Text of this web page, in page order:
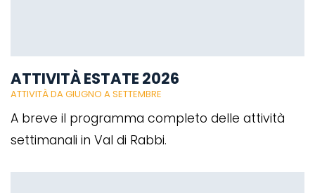
ATTIVITÀ ESTATE 2026
ATTIVITÀ DA GIUGNO A SETTEMBRE
A breve il programma completo delle attività
settimanali in Val di Rabbi.